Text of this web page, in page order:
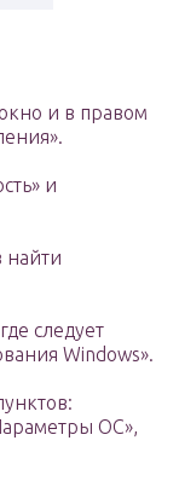
и в правом
и
найти
следует
Windows».
ОС»,